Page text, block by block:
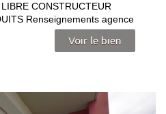
CONSTRUCTEUR
Renseignements agence
Voir le bien